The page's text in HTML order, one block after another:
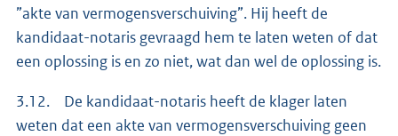
”akte van vermogensverschuiving”. Hij heeft de
kandidaat-notaris gevraagd hem te laten weten of dat
een oplossing is en zo niet, wat dan wel de oplossing is.
3.12. De kandidaat-notaris heeft de klager laten
weten dat een akte van vermogensverschuiving geen